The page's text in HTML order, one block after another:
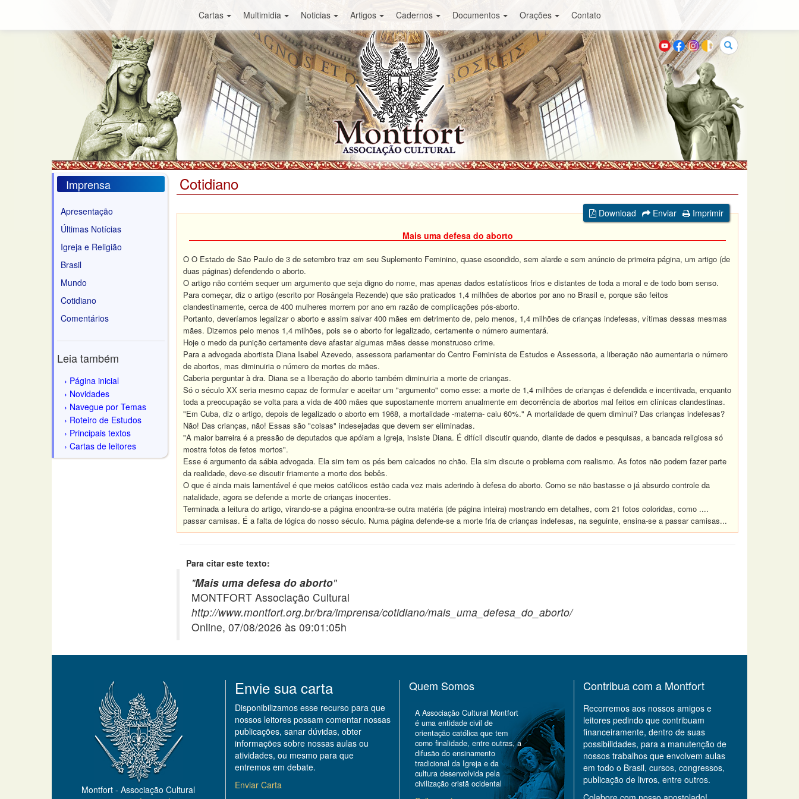
Cartas Multimidia Noticias Artigos Cadernos Documentos Orações Contato
Buscar
Imprensa
Apresentação
Últimas Notícias
Igreja e Religião
Brasil
Mundo
Cotidiano
Comentários
Leia também
Página inicial
Novidades
Navegue por Temas
Roteiro de Estudos
Principais textos
Cartas de leitores
Cotidiano
Download Enviar
Imprimir
Mais uma defesa do aborto
O O Estado de São Paulo de 3 de setembro traz em seu Suplemento Feminino, quase escondido, sem alarde e sem anúncio de primeira página, um artigo (de
duas páginas) defendendo o aborto.
O artigo não contém sequer um argumento que seja digno do nome, mas apenas dados estatísticos frios e distantes de toda a moral e de todo bom senso.
Para começar, diz o artigo (escrito por Rosângela Rezende) que são praticados 1,4 milhões de abortos por ano no Brasil e, porque são feitos
clandestinamente, cerca de 400 mulheres morrem por ano em razão de complicações pós-aborto.
Portanto, deveríamos legalizar o aborto e assim salvar 400 mães em detrimento de, pelo menos, 1,4 milhões de crianças indefesas, vítimas dessas mesmas
mães. Dizemos pelo menos 1,4 milhões, pois se o aborto for legalizado, certamente o número aumentará.
Hoje o medo da punição certamente deve afastar algumas mães desse monstruoso crime.
Para a advogada abortista Diana Isabel Azevedo, assessora parlamentar do Centro Feminista de Estudos e Assessoria, a liberação não aumentaria o número
de abortos, mas diminuiria o número de mortes de mães.
Caberia perguntar à dra. Diana se a liberação do aborto também diminuiria a morte de crianças.
Só o século XX seria mesmo capaz de formular e aceitar um "argumento" como esse: a morte de 1,4 milhões de crianças é defendida e incentivada, enquanto
toda a preocupação se volta para a vida de 400 mães que supostamente morrem anualmente em decorrência de abortos mal feitos em clínicas clandestinas.
"Em Cuba, diz o artigo, depois de legalizado o aborto em 1968, a mortalidade -materna- caiu 60%." A mortalidade de quem diminui? Das crianças indefesas?
Não! Das crianças, não! Essas são "coisas" indesejadas que devem ser eliminadas.
"A maior barreira é a pressão de deputados que apóiam a Igreja, insiste Diana. É difícil discutir quando, diante de dados e pesquisas, a bancada religiosa só
mostra fotos de fetos mortos".
Esse é argumento da sábia advogada. Ela sim tem os pés bem calcados no chão. Ela sim discute o problema com realismo. As fotos não podem fazer parte
da realidade, deve-se discutir friamente a morte dos bebês.
O que é ainda mais lamentável é que meios católicos estão cada vez mais aderindo à defesa do aborto. Como se não bastasse o já absurdo controle da
natalidade, agora se defende a morte de crianças inocentes.
Terminada a leitura do artigo, virando-se a página encontra-se outra matéria (de página inteira) mostrando em detalhes, com 21 fotos coloridas, como ....
passar camisas. É a falta de lógica do nosso século. Numa página defende-se a morte fria de crianças indefesas, na seguinte, ensina-se a passar camisas...
Para citar este texto:
"Mais uma defesa do aborto"
MONTFORT Associação Cultural
http://www.montfort.org.br/bra/imprensa/cotidiano/mais_uma_defesa_do_aborto/
Online, 07/08/2026 às 09:01:05h
Montfort - Associação Cultural
Envie sua carta
Disponibilizamos esse recurso para que
nossos leitores possam comentar nossas
publicações, sanar dúvidas, obter
informações sobre nossas aulas ou
atividades, ou mesmo para que
entremos em debate.
Enviar Carta
Quem Somos
A Associação Cultural Montfort
é uma entidade civil de
orientação católica que tem
como finalidade, entre outras, a
difusão do ensinamento
tradicional da Igreja e da
cultura desenvolvida pela
civilização cristã ocidental
Contribua com a Montfort
Recorremos aos nossos amigos e
leitores pedindo que contribuam
financeiramente, dentro de suas
possibilidades, para a manutenção de
nossos trabalhos que envolvem aulas
em todo o Brasil, cursos, congressos,
publicação de livros, entre outros.